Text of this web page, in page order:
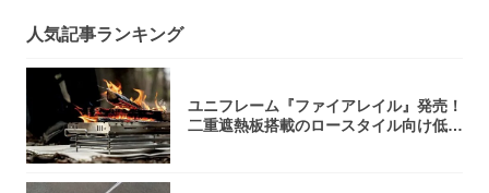
人気記事ランキング
ユニフレーム『ファイアレイル』発売！
二重遮熱板搭載のロースタイル向け低型